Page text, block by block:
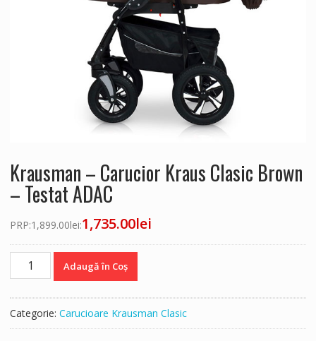
Krausman – Carucior Kraus Clasic Brown
– Testat ADAC
PRP:1,899.00lei:1,735.00lei
Cantitate
Krausman
Kraus
Adaugă în Coș
Categorie: Carucioare Krausman Clasic